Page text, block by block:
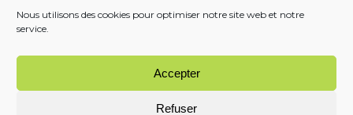
Nous utilisons des cookies pour optimiser notre site web et notre
service.
Accepter
Refuser